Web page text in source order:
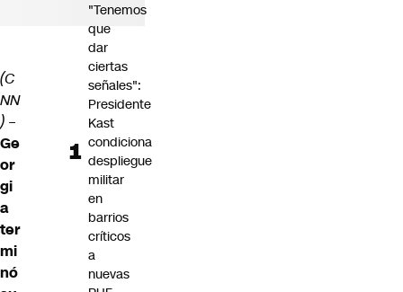
(C
NN
) –
Ge
or
gi
a
ter
mi
nó
"Tenemos
que
dar
ciertas
señales":
Presidente
Kast
condiciona
despliegue
militar
en
barrios
críticos
a
nuevas